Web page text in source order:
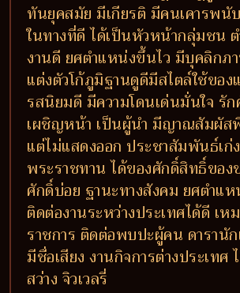
ทันยุคสมัย มีเกียรติ มีคนเคารพ
ในทางที่ดี ได้เป็นหัวหน้ากลุ่มชน
งานดี ยศตำแหน่งขึ้นไว มีบุคลิก
แต่งตัวโก้ภูมิฐานดูดีมีสไตล์ใช้ขอ
รสนิยมดี มีความโดนเด่นมั่นใจ รั
เผชิญหน้า เป็นผู้นำ มีญาณสัมผัสพิ
แต่ไม่แสดงออก ประชาสัมพันธ์เก่
พระราชทาน ได้ของศักดิ์สิทธิ์ขอ
ศักดิ์บ่อย ฐานะทางสังคม ยศตำแห
ติดต่องานระหว่างประเทศได้ดี เห
ราชการ ติดต่อพบปะผู้คน ดารานั
มีชื่อเสียง งานกิจการต่างประเทศ
สว่าง จิวเวลรี่